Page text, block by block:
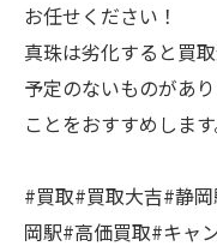
お任せください！
真珠は劣化すると買
予定のないものがあ
ことをおすすめします
#買取#買取大吉#静
岡駅#高価買取#キャ